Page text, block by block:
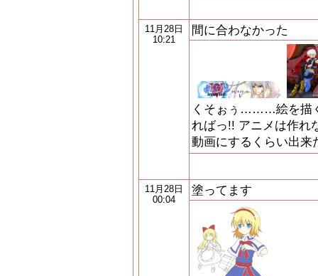
11月28日
10:21
間に合わなかった
くそぉぅ………絵を描
ればっ!! アニメは作れ
動画にするくらい出
11月28日
00:04
塗ってます